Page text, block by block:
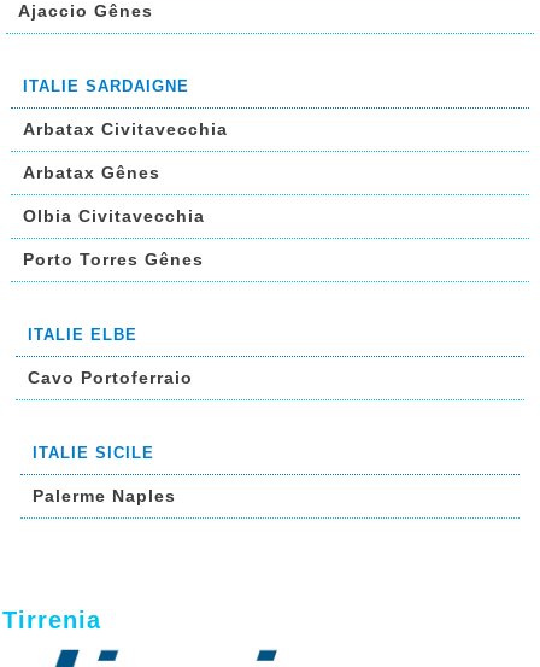
Ajaccio Gênes
ITALIE SARDAIGNE
Arbatax Civitavecchia
Arbatax Gênes
Olbia Civitavecchia
Porto Torres Gênes
ITALIE ELBE
Cavo Portoferraio
ITALIE SICILE
Palerme Naples
Tirrenia